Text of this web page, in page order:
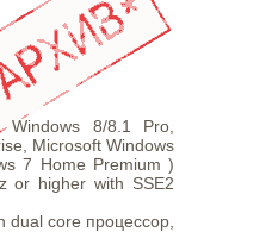
Windows 8/8.1 Pro,
Microsoft Windows
7 Home Premium )
or higher with SSE2
core процессор,